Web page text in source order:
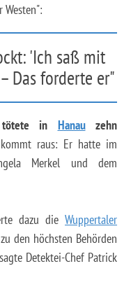
Westen":
'Ich saß mit
Das forderte er"
tötete in Hanauzehn
raus: Er hatte im
Merkel und dem
dazu die Wuppertaler
den höchsten Behörden
Detektei-Chef Patrick